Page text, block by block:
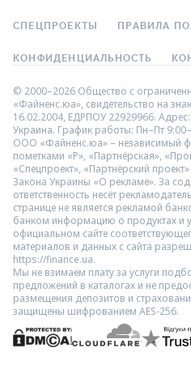
СПЕЦПРОЕКТЫ ПРАВИЛА
КОНФИДЕНЦИАЛЬНОСТЬ
© 2000–2026 Общество с
«Файненс.юа», свидетельство на
16.02.2004, ЕДРПОУ 22929966.
Украина. График работы: Пн–Пт
ООО «Файненс.юа» – независимый
пометками «Р», «Партнёрская»,
«Спецпроект», «Партнёрский
Закона Украины «О рекламе». За
ответственность несёт
странице не является рекламой
банком информацию о продуктах и
официальном сайте
материалов и данных с сайта
https://finance.ua.
Мы не взимаем плату за услуги
предложений в каталогах и не
размещения депозитов и
защищены шифрованием AES-256.